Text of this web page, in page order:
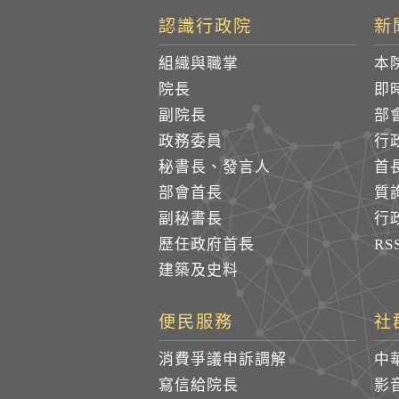
認識行政院
組織與職掌
院長
副院長
政務委員
秘書長、發言人
部會首長
副秘書長
歷任政府首長
建築及史料
新
本
即
部
行
首
質
行
便民服務
消費爭議申訴調解
寫信給院長
社
中
影